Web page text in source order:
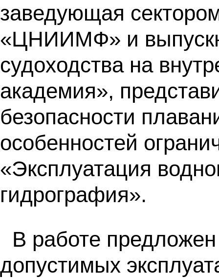
заведующая
«ЦНИИМФ» и
судоходства на
академия»,
безопасности
особенностей
«Эксплуатация
гидрография».
В работе
допустимых